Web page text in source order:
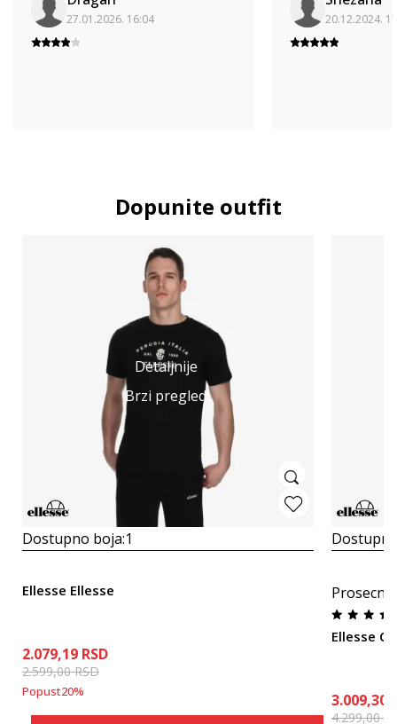
27.01.2026. 16:04 20.12.2024.
Dopunite outfit
Detaljnije
Brzi pregled
Dostupno boja:1
Ellesse Ellesse
2.079,19 RSD
2.599,00RSD
Popust20%
Ellesse
3.009,30
4.299,00